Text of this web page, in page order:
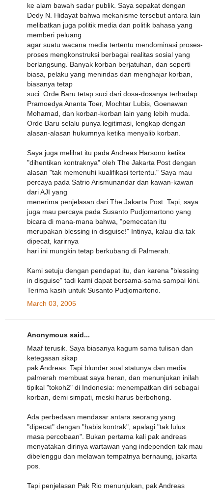
ke alam bawah sadar publik. Saya sepakat dengan
Dedy N. Hidayat bahwa mekanisme tersebut antara lain
melibatkan juga politik media dan politik bahasa yang
memberi peluang
agar suatu wacana media tertentu mendominasi proses-
proses mengkonstruksi berbagai realitas sosial yang
berlangsung. Banyak korban berjatuhan, dan seperti
biasa, pelaku yang menindas dan menghajar korban,
biasanya tetap
suci. Orde Baru tetap suci dari dosa-dosanya terhadap
Pramoedya Ananta Toer, Mochtar Lubis, Goenawan
Mohamad, dan korban-korban lain yang lebih muda.
Orde Baru selalu punya legitimasi, lengkap dengan
alasan-alasan hukumnya ketika menyalib korban.
Saya juga melihat itu pada Andreas Harsono ketika
"dihentikan kontraknya" oleh The Jakarta Post dengan
alasan "tak memenuhi kualifikasi tertentu." Saya mau
percaya pada Satrio Arismunandar dan kawan-kawan
dari AJI yang
menerima penjelasan dari The Jakarta Post. Tapi, saya
juga mau percaya pada Susanto Pudjomartono yang
bicara di mana-mana bahwa, "pemecatan itu
merupakan blessing in disguise!" Intinya, kalau dia tak
dipecat, karirnya
hari ini mungkin tetap berkubang di Palmerah.
Kami setuju dengan pendapat itu, dan karena "blessing
in disguise" tadi kami dapat bersama-sama sampai kini.
Terima kasih untuk Susanto Pudjomartono.
March 03, 2005
Anonymous said...
Maaf terusik. Saya biasanya kagum sama tulisan dan
ketegasan sikap
pak Andreas. Tapi blunder soal statunya dan media
palmerah membuat saya heran, dan menunjukan inilah
tipikal "tokoh2" di Indonesia: menempatkan diri sebagai
korban, demi simpati, meski harus berbohong.
Ada perbedaan mendasar antara seorang yang
"dipecat" dengan "habis kontrak", apalagi "tak lulus
masa percobaan". Bukan pertama kali pak andreas
menyatakan dirinya wartawan yang independen tak mau
dibelenggu dan melawan tempatnya bernaung, jakarta
pos.
Tapi penjelasan Pak Rio menunjukan, pak Andreas